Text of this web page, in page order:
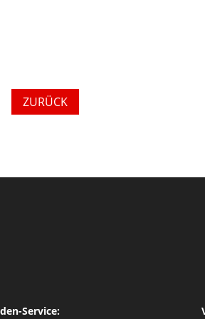
ZURÜCK
Service: